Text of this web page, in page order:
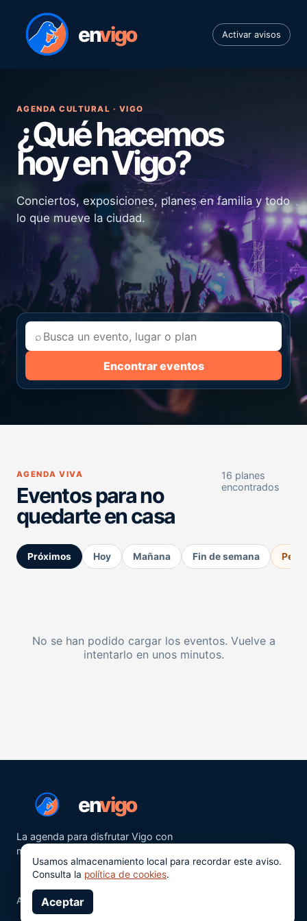
envigo Activar avisos
AGENDA CULTURAL · VIGO
¿Qué hacemos
hoy en Vigo?
Conciertos, exposiciones, planes en familia y todo
lo que mueve la ciudad.
⌕
Encontrar eventos
AGENDA VIVA
Eventos para no
quedarte en casa
16 planes
encontrados
Próximos Hoy Mañana Fin de semana
No se han podido cargar los eventos. Vuelve a
intentarlo en unos minutos.
envigo
La agenda para disfrutar Vigo con
más ganas.
Aviso legalPrivacidad
Usamos almacenamiento local para recordar este aviso.
Consulta la política de cookies.
Aceptar